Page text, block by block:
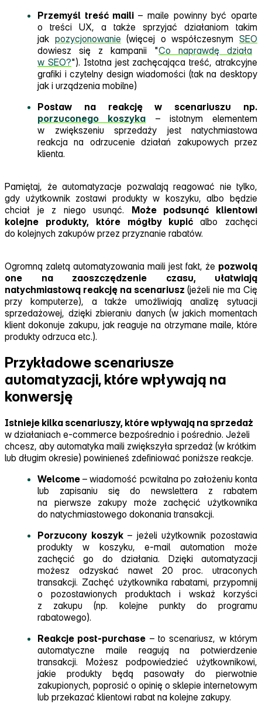
Przemyśl treść maili– maile powinny być oparte
o treści UX, a także sprzyjać działaniom takim
jak pozycjonowanie (więcej o współczesnymSEO
dowiesz się z kampanii "Co naprawdę działa
w SEO?"). Istotna jest zachęcająca treść, atrakcyjne
grafiki i czytelny design wiadomości (tak na desktopy
jak i urządzenia mobilne)
Postaw na reakcję w scenariuszu np.
porzuconego koszyka – istotnym elementem
w zwiększeniu sprzedaży jest natychmiastowa
reakcja na odrzucenie działań zakupowych przez
klienta.
Pamiętaj, że automatyzacje pozwalają reagować nie tylko,
gdy użytkownik zostawi produkty w koszyku, albo będzie
chciał je z niego usunąć. Może podsunąć klientowi
kolejne produkty, które mógłby kupićalbo zachęci
do kolejnych zakupów przez przyznanie rabatów.
Ogromną zaletą automatyzowania maili jest fakt, że pozwolą
one na zaoszczędzenie czasu, ułatwiają
natychmiastową reakcję na scenariusz (jeżeli nie ma Cię
przy komputerze), a także umożliwiają analizę sytuacji
sprzedażowej, dzięki zbieraniu danych (w jakich momentach
klient dokonuje zakupu, jak reaguje na otrzymane maile, które
produkty odrzuca etc.).
Przykładowe scenariusze
automatyzacji, które wpływają na
konwersję
Istnieje kilka scenariuszy, które wpływają na sprzedaż
w działaniach e‑commerce bezpośrednio i pośrednio. Jeżeli
chcesz, aby automatyka maili zwiększyła sprzedaż (w krótkim
lub długim okresie) powinieneś zdefiniować poniższe reakcje.
Welcome – wiadomość powitalna po założeniu konta
lub zapisaniu się do newslettera z rabatem
na pierwsze zakupy może zachęcić użytkownika
do natychmiastowego dokonania transakcji.
Porzucony koszyk– jeżeli użytkownik pozostawia
produkty w koszyku, e‑mail automation może
zachęcić go do działania. Dzięki automatyzacji
możesz odzyskać nawet 20 proc. utraconych
transakcji. Zachęć użytkownika rabatami, przypomnij
o pozostawionych produktach i wskaż korzyści
z zakupu (np. kolejne punkty do programu
rabatowego).
Reakcje post‑purchase – to scenariusz, w którym
automatyczne maile reagują na potwierdzenie
transakcji. Możesz podpowiedzieć użytkownikowi,
jakie produkty będą pasowały do pierwotnie
zakupionych, poprosić o opinię o sklepie internetowym
lub przekazać klientowi rabat na kolejne zakupy.